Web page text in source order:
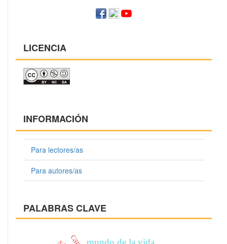
LICENCIA
INFORMACIÓN
Para lectores/as
Para autores/as
PALABRAS CLAVE